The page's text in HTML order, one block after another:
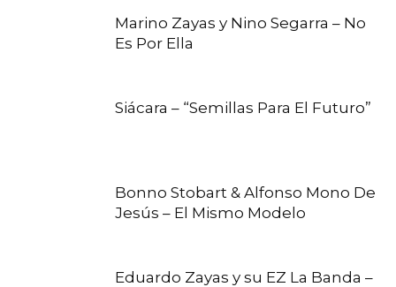
Marino Zayas y Nino Segarra – No
Es Por Ella
Siácara – “Semillas Para El Futuro”
Bonno Stobart & Alfonso Mono De
Jesús – El Mismo Modelo
Eduardo Zayas y su EZ La Banda –